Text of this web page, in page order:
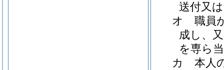
送付又
オ
職員
成し、
を専ら
カ
本人